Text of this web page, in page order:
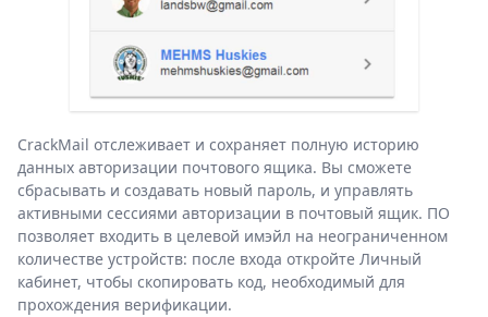
CrackMail отслеживает и сохраняет полную историю
данных авторизации почтового ящика. Вы сможете
сбрасывать и создавать новый пароль, и управлять
активными сессиями авторизации в почтовый ящик. ПО
позволяет входить в целевой имэйл на неограниченном
количестве устройств: после входа откройте Личный
кабинет, чтобы скопировать код, необходимый для
прохождения верификации.